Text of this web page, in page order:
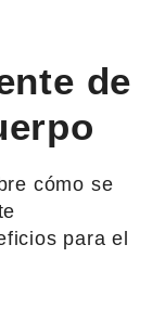
de
cómo se
para el